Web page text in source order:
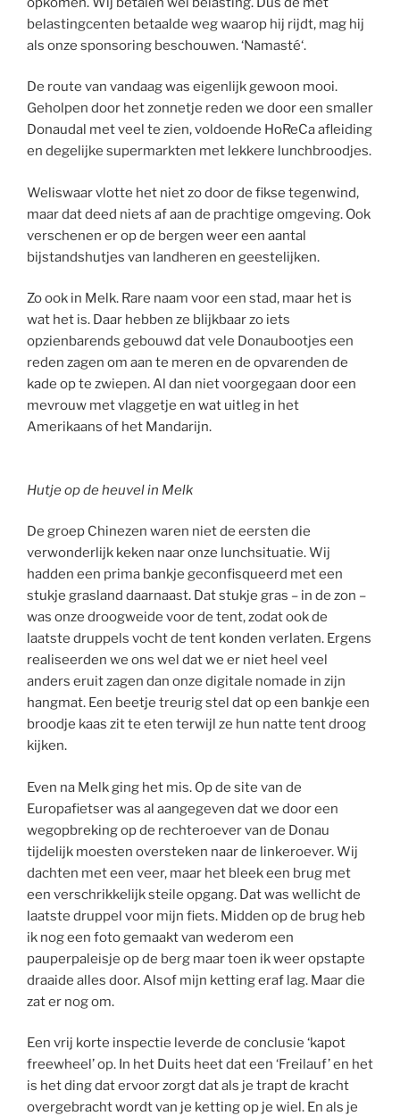
belastingcenten betaalde weg waarop hij rijdt, mag hij
als onze sponsoring beschouwen. ‘Namasté‘.
De route van vandaag was eigenlijk gewoon mooi.
Geholpen door het zonnetje reden we door een smaller
Donaudal met veel te zien, voldoende HoReCa afleiding
en degelijke supermarkten met lekkere lunchbroodjes.
Weliswaar vlotte het niet zo door de fikse tegenwind,
maar dat deed niets af aan de prachtige omgeving. Ook
verschenen er op de bergen weer een aantal
bijstandshutjes van landheren en geestelijken.
Zo ook in Melk. Rare naam voor een stad, maar het is
wat het is. Daar hebben ze blijkbaar zo iets
opzienbarends gebouwd dat vele Donaubootjes een
reden zagen om aan te meren en de opvarenden de
kade op te zwiepen. Al dan niet voorgegaan door een
mevrouw met vlaggetje en wat uitleg in het
Amerikaans of het Mandarijn.
Hutje op de heuvel in Melk
De groep Chinezen waren niet de eersten die
verwonderlijk keken naar onze lunchsituatie. Wij
hadden een prima bankje geconfisqueerd met een
stukje grasland daarnaast. Dat stukje gras – in de zon –
was onze droogweide voor de tent, zodat ook de
laatste druppels vocht de tent konden verlaten. Ergens
realiseerden we ons wel dat we er niet heel veel
anders eruit zagen dan onze digitale nomade in zijn
hangmat. Een beetje treurig stel dat op een bankje een
broodje kaas zit te eten terwijl ze hun natte tent droog
kijken.
Even na Melk ging het mis. Op de site van de
Europafietser was al aangegeven dat we door een
wegopbreking op de rechteroever van de Donau
tijdelijk moesten oversteken naar de linkeroever. Wij
dachten met een veer, maar het bleek een brug met
een verschrikkelijk steile opgang. Dat was wellicht de
laatste druppel voor mijn fiets. Midden op de brug heb
ik nog een foto gemaakt van wederom een
pauperpaleisje op de berg maar toen ik weer opstapte
draaide alles door. Alsof mijn ketting eraf lag. Maar die
zat er nog om.
Een vrij korte inspectie leverde de conclusie ‘kapot
freewheel’ op. In het Duits heet dat een ‘Freilauf’ en het
is het ding dat ervoor zorgt dat als je trapt de kracht
overgebracht wordt van je ketting op je wiel. En als je